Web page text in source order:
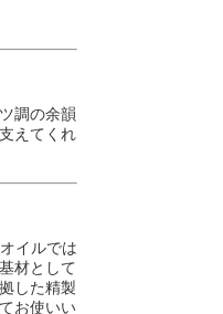
調の余韻
えてくれ
イルでは
材として
した精製
お使いい